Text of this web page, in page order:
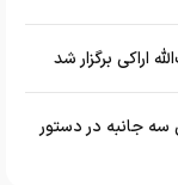
اراکی برگزار شد
سه جانبه در دستور